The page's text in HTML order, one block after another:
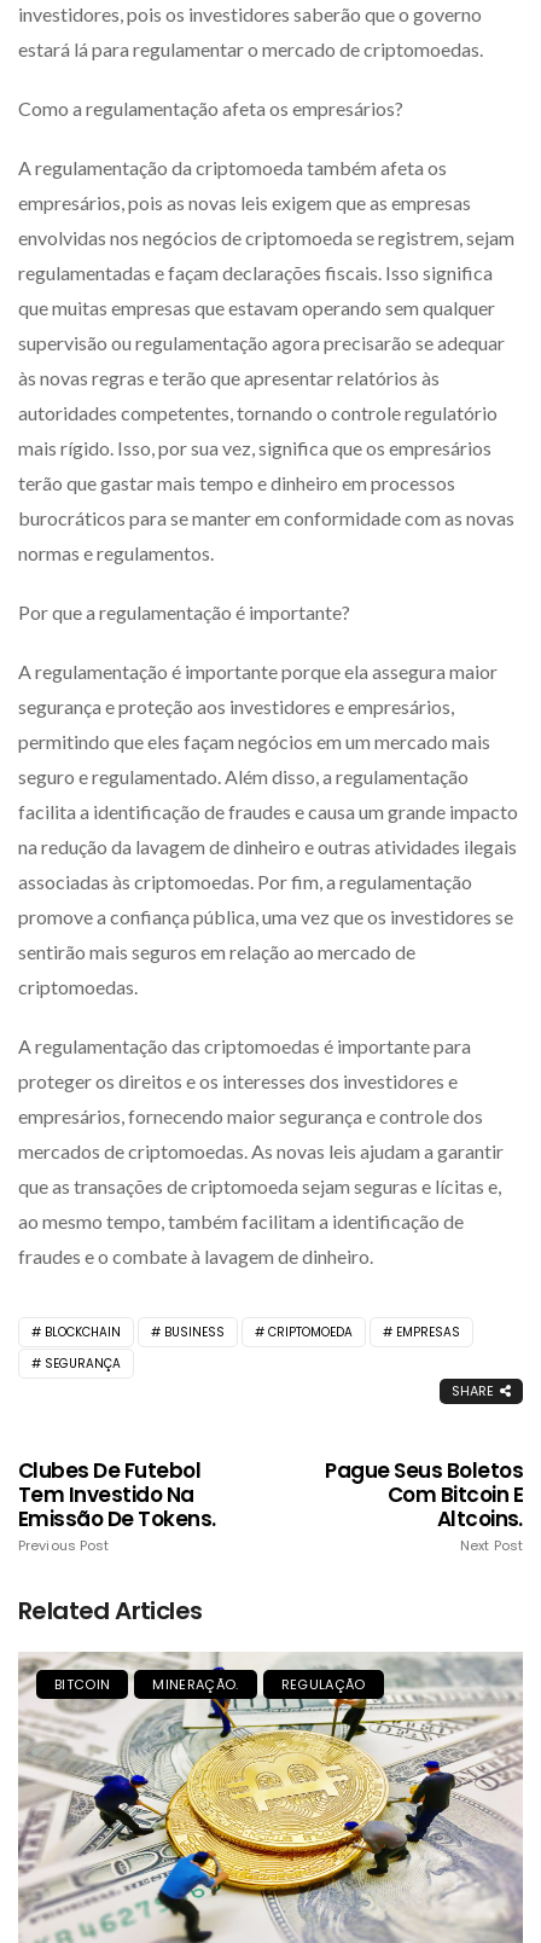
investidores, pois os investidores saberão que o governo
estará lá para regulamentar o mercado de criptomoedas.
Como a regulamentação afeta os empresários?
A regulamentação da criptomoeda também afeta os
empresários, pois as novas leis exigem que as empresas
envolvidas nos negócios de criptomoeda se registrem, sejam
regulamentadas e façam declarações fiscais. Isso significa
que muitas empresas que estavam operando sem qualquer
supervisão ou regulamentação agora precisarão se adequar
às novas regras e terão que apresentar relatórios às
autoridades competentes, tornando o controle regulatório
mais rígido. Isso, por sua vez, significa que os empresários
terão que gastar mais tempo e dinheiro em processos
burocráticos para se manter em conformidade com as novas
normas e regulamentos.
Por que a regulamentação é importante?
A regulamentação é importante porque ela assegura maior
segurança e proteção aos investidores e empresários,
permitindo que eles façam negócios em um mercado mais
seguro e regulamentado. Além disso, a regulamentação
facilita a identificação de fraudes e causa um grande impacto
na redução da lavagem de dinheiro e outras atividades ilegais
associadas às criptomoedas. Por fim, a regulamentação
promove a confiança pública, uma vez que os investidores se
sentirão mais seguros em relação ao mercado de
criptomoedas.
A regulamentação das criptomoedas é importante para
proteger os direitos e os interesses dos investidores e
empresários, fornecendo maior segurança e controle dos
mercados de criptomoedas. As novas leis ajudam a garantir
que as transações de criptomoeda sejam seguras e lícitas e,
ao mesmo tempo, também facilitam a identificação de
fraudes e o combate à lavagem de dinheiro.
BLOCKCHAIN BUSINESS CRIPTOMOEDA
EMPRESAS
SEGURANÇA
SHARE
Clubes De Futebol
Tem Investido Na
Emissão De Tokens.
Previous Post
Pague Seus Boletos
Com Bitcoin E
Altcoins.
Next Post
Related Articles
BITCOIN MINERAÇÃO. REGULAÇÃO